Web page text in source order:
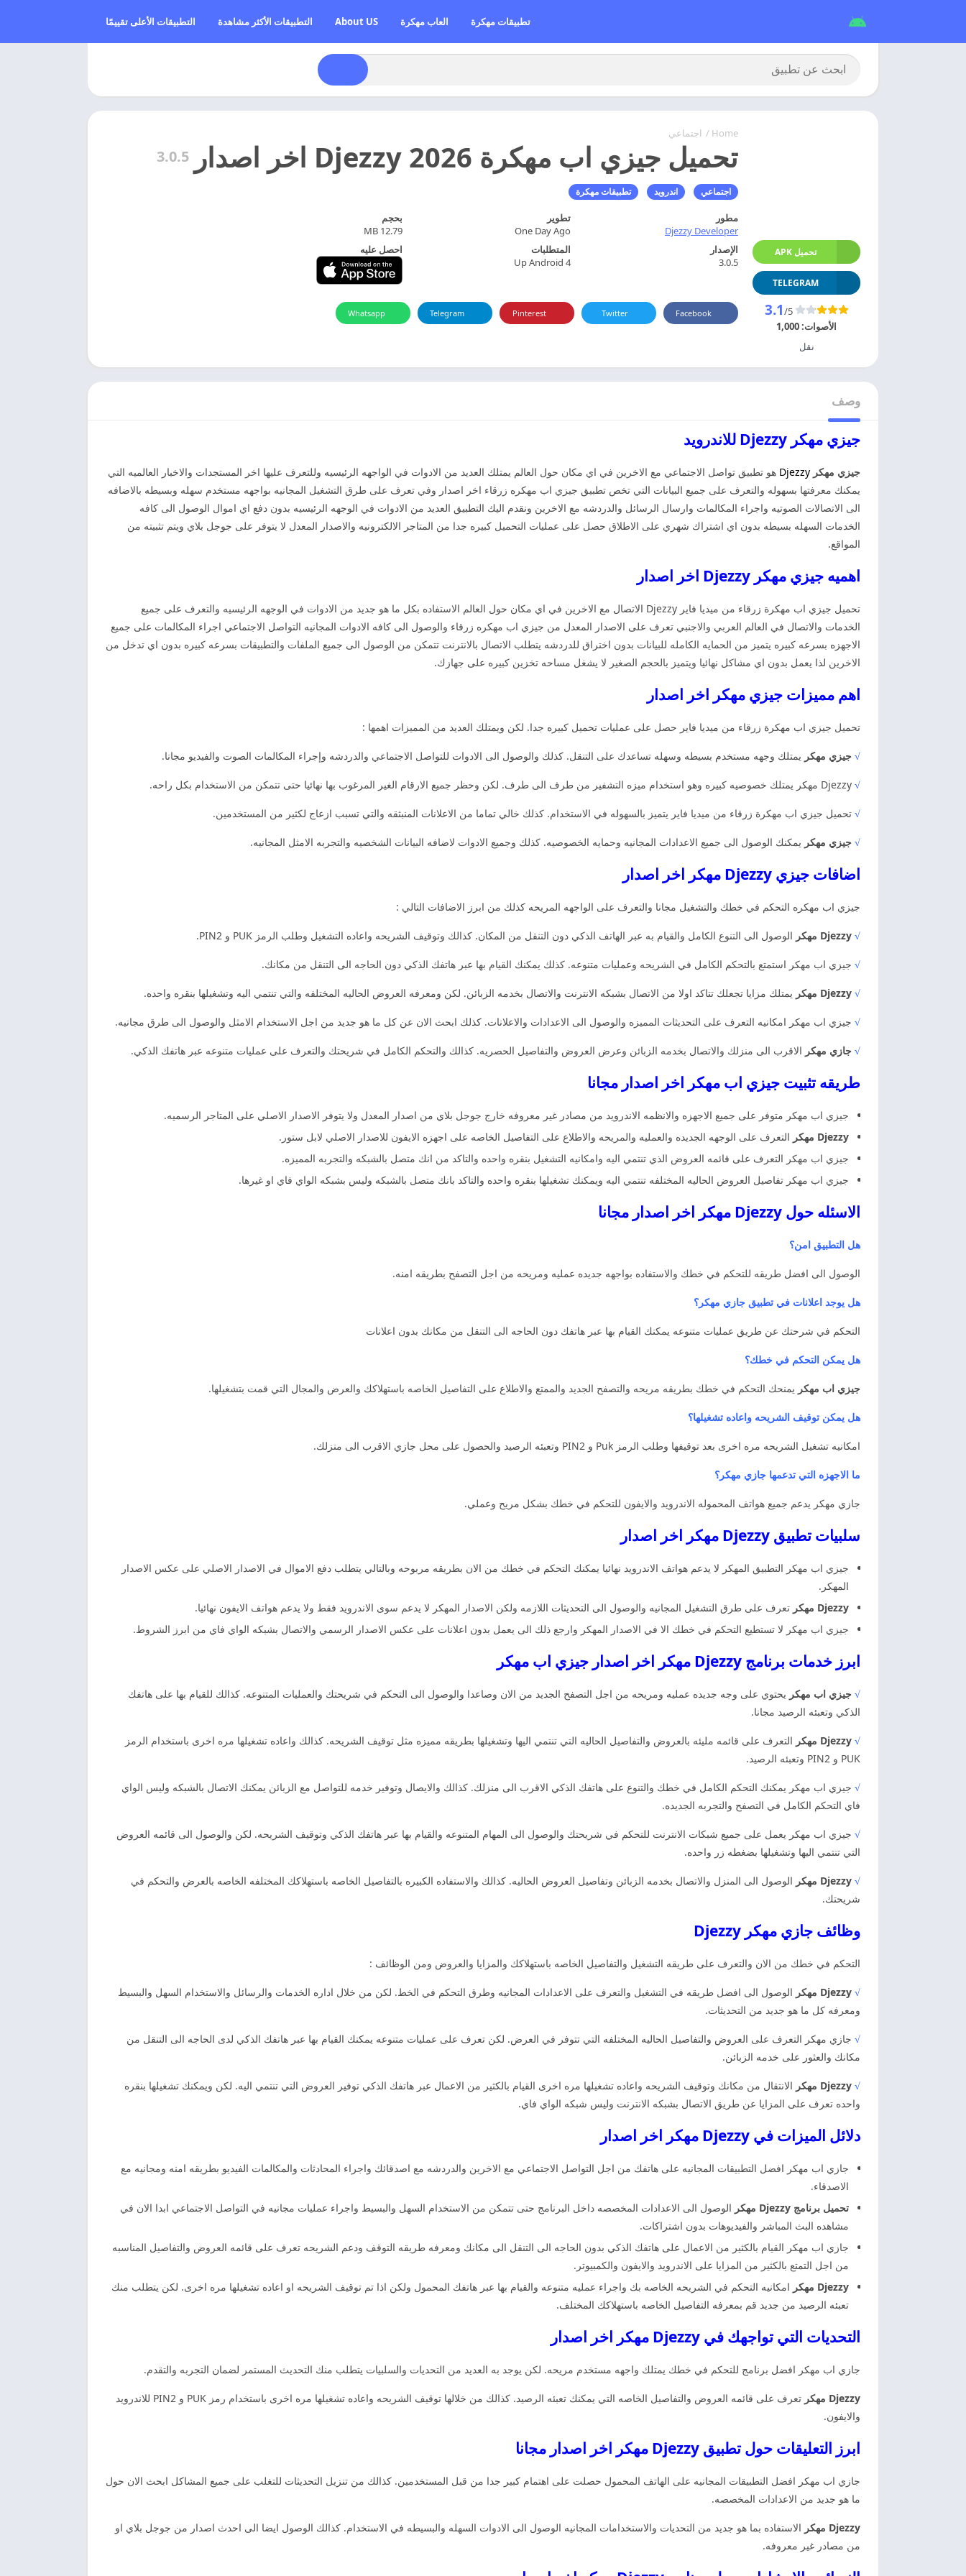
تطبيقات مهكرة العاب مهكرة About US التطبيقات الأكثر مشاهدة التطبيقات الأعلى تقييمًا
Home
/ اجتماعي
تحميل جيزي اب مهكرة 2026 Djezzy اخر اصدار 3.0.5
اجتماعي اندرويد تطبيقات مهكرة
تحميل APK
TELEGRAM
3.1/5
الأصوات:1,000
نقل
مطور
Djezzy Developer
تطوير
One Day Ago
بحجم
12.79 MB
الإصدار
3.0.5
المتطلبات
Up Android 4
احصل عليه
Facebook
Twitter
Pinterest
Telegram
Whatsapp
وصف
جيزي مهكر Djezzy للاندرويد
جيزي مهكر Djezzy هو تطبيق تواصل الاجتماعي مع الاخرين في اي مكان حول العالم يمتلك العديد من الادوات في الواجهه الرئيسيه وللتعرف عليها اخر المستجدات والاخبار العالميه التي
يمكنك معرفتها بسهوله والتعرف على جميع البيانات التي تخص تطبيق جيزي اب مهكره زرقاء اخر اصدار وفي تعرف على طرق التشغيل المجانيه بواجهه مستخدم سهله وبسيطه بالاضافه
الى الاتصالات الصوتيه واجراء المكالمات وارسال الرسائل والدردشه مع الاخرين ونقدم اليك التطبيق العديد من الادوات في الوجهه الرئيسيه بدون دفع اي اموال الوصول الى كافه
الخدمات السهله بسيطه بدون اي اشتراك شهري على الاطلاق حصل على عمليات التحميل كبيره جدا من المتاجر الالكترونيه والاصدار المعدل لا يتوفر على جوجل بلاي ويتم تثبيته من
المواقع.
اهميه جيزي مهكر Djezzy اخر اصدار
تحميل جيزي اب مهكرة زرقاء من ميديا فاير Djezzy الاتصال مع الاخرين في اي مكان حول العالم الاستفاده بكل ما هو جديد من الادوات في الوجهه الرئيسيه والتعرف على جميع
الخدمات والاتصال في العالم العربي والاجنبي تعرف على الاصدار المعدل من جيزي اب مهكره زرقاء والوصول الى كافه الادوات المجانيه التواصل الاجتماعي اجراء المكالمات على جميع
الاجهزه بسرعه كبيره يتميز من الحمايه الكامله للبيانات بدون اختراق للدردشه يتطلب الاتصال بالانترنت تتمكن من الوصول الى جميع الملفات والتطبيقات بسرعه كبيره بدون اي تدخل من
الاخرين لذا يعمل بدون اي مشاكل نهائيا ويتميز بالحجم الصغير لا يشغل مساحه تخزين كبيره على جهازك.
اهم مميزات جيزي مهكر اخر اصدار
تحميل جيزي اب مهكرة زرقاء من ميديا فاير حصل على عمليات تحميل كبيره جدا. لكن ويمتلك العديد من المميزات اهمها :
√ جيزي مهكر يمتلك وجهه مستخدم بسيطه وسهله تساعدك على التنقل. كذلك والوصول الى الادوات للتواصل الاجتماعي والدردشه وإجراء المكالمات الصوت والفيديو مجانا.
√
√ تحميل جيزي اب مهكرة زرقاء من ميديا فاير يتميز بالسهوله في الاستخدام. كذلك خالي تماما من الاعلانات المنبثقه والتي تسبب ازعاج لكثير من المستخدمين.
√ جيزي مهكر يمكنك الوصول الى جميع الاعدادات المجانيه وحمايه الخصوصيه. كذلك وجميع الادوات لاضافه البيانات الشخصيه والتجربه الامثل المجانيه.
اضافات جيزي Djezzy مهكر اخر اصدار
جيزي اب مهكره التحكم في خطك والتشغيل مجانا والتعرف على الواجهه المريحه كذلك من ابرز الاضافات التالي :
√ Djezzy مهكر الوصول الى التنوع الكامل والقيام به عبر الهاتف الذكي دون التنقل من المكان. كذالك وتوقيف الشريحه واعاده التشغيل وطلب الرمز PUK و PIN2.
√ جيزي اب مهكر استمتع بالتحكم الكامل في الشريحه وعمليات متنوعه. كذلك يمكنك القيام بها عبر هاتفك الذكي دون الحاجه الى التنقل من مكانك.
√ Djezzy مهكر يمتلك مزايا تجعلك تتاكد اولا من الاتصال بشبكه الانترنت والاتصال بخدمه الزبائن. لكن ومعرفه العروض الحاليه المختلفه والتي تنتمي اليه وتشغيلها بنقره واحده.
√ جيزي اب مهكر امكانيه التعرف على التحديثات المميزه والوصول الى الاعدادات والاعلانات. كذلك ابحث الان عن كل ما هو جديد من اجل الاستخدام الامثل والوصول الى طرق مجانيه.
√ جازي مهكر الاقرب الى منزلك والاتصال بخدمه الزبائن وعرض العروض والتفاصيل الحصريه. كذالك والتحكم الكامل في شريحتك والتعرف على عمليات متنوعه عبر هاتفك الذكي.
طريقه تثبيت جيزي اب مهكر اخر اصدار مجانا
جيزي اب مهكر متوفر على جميع الاجهزه والانظمه الاندرويد من مصادر غير معروفه خارج جوجل بلاي من اصدار المعدل ولا يتوفر الاصدار الاصلي على المتاجر الرسميه.
Djezzy مهكر
التعرف على الوجهه الجديده والعمليه والمريحه والاطلاع على التفاصيل الخاصه على اجهزه الايفون للاصدار الاصلي لابل ستور.
جيزي اب مهكر التعرف على قائمه العروض الذي تنتمي اليه وامكانيه التشغيل بنقره واحده والتاكد من انك متصل بالشبكه والتجربه المميزه.
جيزي اب مهكر تفاصيل العروض الحاليه المختلفه تنتمي اليه ويمكنك تشغيلها بنقره واحده والتاكد بانك متصل بالشبكه وليس بشبكه الواي فاي او غيرها.
الاسئله حول Djezzy مهكر اخر اصدار مجانا
هل التطبيق امن؟
الوصول الى افضل طريقه للتحكم في خطك والاستفاده بواجهه جديده عمليه ومريحه من اجل التصفح بطريقه امنه.
هل يوجد اعلانات في تطبيق جازي مهكر؟
التحكم في شرحتك عن طريق عمليات متنوعه يمكنك القيام بها عبر هاتفك دون الحاجه الى التنقل من مكانك بدون اعلانات
هل يمكن التحكم في خطك؟
جيزي اب مهكر يمنحك التحكم في خطك بطريقه مريحه والتصفح الجديد والممتع والاطلاع على التفاصيل الخاصه باستهلاكك والعرض والمجال التي قمت بتشغيلها.
هل يمكن توقيف الشريحه واعاده تشغيلها؟
امكانيه تشغيل الشريحه مره اخرى بعد توقيفها وطلب الرمز Puk و PIN2 وتعبئه الرصيد والحصول على محل جازي الاقرب الى منزلك.
ما الاجهزه التي تدعمها جازي مهكر؟
جازي مهكر يدعم جميع هواتف المحموله الاندرويد والايفون للتحكم في خطك بشكل مريح وعملي.
سلبيات تطبيق Djezzy مهكر اخر اصدار
جيزي اب مهكر التطبيق المهكر لا يدعم هواتف الاندرويد نهائيا يمكنك التحكم في خطك من الان بطريقه مربوحه وبالتالي يتطلب دفع الاموال في الاصدار الاصلي على عكس الاصدار
المهكر.
Djezzy مهكر
تعرف على طرق التشغيل المجانيه والوصول الى التحديثات اللازمه ولكن الاصدار المهكر لا يدعم سوى الاندرويد فقط ولا يدعم هواتف الايفون نهائيا.
جيزي اب مهكر لا تستطيع التحكم في خطك الا في الاصدار المهكر وارجع ذلك الى يعمل بدون اعلانات على عكس الاصدار الرسمي والاتصال بشبكه الواي فاي من ابرز الشروط.
ابرز خدمات برنامج Djezzy مهكر اخر اصدار جيزي اب مهكر
√ جيزي اب مهكر يحتوي على وجه جديده عمليه ومريحه من اجل التصفح الجديد من الان وصاعدا والوصول الى التحكم في شريحتك والعمليات المتنوعه. كذالك للقيام بها على هاتفك
الذكي وتعبئه الرصيد مجانا.
√ Djezzy مهكر
التعرف على قائمه مليئه بالعروض والتفاصيل الحاليه التي تنتمي اليها وتشغيلها بطريقه مميزه مثل توقيف الشريحه. كذالك واعاده تشغيلها مره اخرى باستخدام الرمز
PUK و PIN2 وتعبئه الرصيد.
√ جيزي اب مهكر يمكنك التحكم الكامل في خطك والتنوع على هاتفك الذكي الاقرب الى منزلك. كذالك والايصال وتوفير خدمه للتواصل مع الزبائن يمكنك الاتصال بالشبكه وليس الواي
فاي التحكم الكامل في التصفح والتجربه الجديده.
√ جيزي اب مهكر يعمل على جميع شبكات الانترنت للتحكم في شريحتك والوصول الى المهام المتنوعه والقيام بها عبر هاتفك الذكي وتوقيف الشريحه. لكن والوصول الى قائمه العروض
التي تنتمي اليها وتشغيلها بضغطه زر واحده.
√ Djezzy مهكر
الوصول الى المنزل والاتصال بخدمه الزبائن وتفاصيل العروض الحاليه. كذالك والاستفاده الكبيره بالتفاصيل الخاصه باستهلاكك المختلفه الخاصه بالعرض والتحكم في
شريحتك.
وظائف جازي مهكر Djezzy
التحكم في خطك من الان والتعرف على طريقه التشغيل والتفاصيل الخاصه باستهلاكك والمزايا والعروض ومن الوظائف :
√ Djezzy مهكر
الوصول الى افضل طريقه في التشغيل والتعرف على الاعدادات المجانيه وطرق التحكم في الخط. لكن من خلال اداره الخدمات والرسائل والاستخدام السهل والبسيط
ومعرفه كل ما هو جديد من التحديثات.
√ جازي مهكر التعرف على العروض والتفاصيل الحاليه المختلفه التي تتوفر في العرض. لكن تعرف على عمليات متنوعه يمكنك القيام بها عبر هاتفك الذكي لدى الحاجه الى التنقل من
مكانك والعثور على خدمه الزبائن.
√ Djezzy مهكر
الانتقال من مكانك وتوقيف الشريحه واعاده تشغيلها مره اخرى القيام بالكثير من الاعمال عبر هاتفك الذكي توفير العروض التي تنتمي اليه. لكن ويمكنك تشغيلها بنقره
واحده تعرف على المزايا عن طريق الاتصال بشبكه الانترنت وليس شبكه الواي فاي.
دلائل الميزات في Djezzy مهكر اخر اصدار
جازي اب مهكر افضل التطبيقات المجانيه على هاتفك من اجل التواصل الاجتماعي مع الاخرين والدردشه مع اصدقائك واجراء المحادثات والمكالمات الفيديو بطريقه امنه ومجانيه مع
الاصدقاء.
تحميل برنامج Djezzy مهكر
الوصول الى الاعدادات المخصصه داخل البرنامج حتى تتمكن من الاستخدام السهل والبسيط واجراء عمليات مجانيه في التواصل الاجتماعي ابدا الان في
مشاهده البث المباشر والفيديوهات بدون اشتراكات.
جازي اب مهكر القيام بالكثير من الاعمال على هاتفك الذكي بدون الحاجه الى التنقل الى مكانك ومعرفه طريقه التوقف ودعم الشريحه تعرف على قائمه العروض والتفاصيل المناسبه
من اجل التمتع بالكثير من المزايا على الاندرويد والايفون والكمبيوتر.
Djezzy مهكر
امكانيه التحكم في الشريحه الخاصه بك واجراء عمليه متنوعه والقيام بها عبر هاتفك المحمول ولكن اذا تم توقيف الشريحه او اعاده تشغيلها مره اخرى. لكن يتطلب منك
تعبئه الرصيد من جديد قم بمعرفه التفاصيل الخاصه باستهلاكك المختلف.
التحديات التي تواجهك في Djezzy مهكر اخر اصدار
جازي اب مهكر افضل برنامج للتحكم في خطك يمتلك واجهه مستخدم مريحه. لكن يوجد به العديد من التحديات والسلبيات يتطلب منك التحديث المستمر لضمان التجربه والتقدم.
Djezzy مهكر
تعرف على قائمه العروض والتفاصيل الخاصه التي يمكنك تعبئه الرصيد. كذالك من خلالها توقيف الشريحه واعاده تشغيلها مره اخرى باستخدام رمز PUK و PIN2 للاندرويد
والايفون.
ابرز التعليقات حول تطبيق Djezzy مهكر اخر اصدار مجانا
جازي اب مهكر افضل التطبيقات المجانيه على الهاتف المحمول حصلت على اهتمام كبير جدا من قبل المستخدمين. كذالك من تنزيل التحديثات للتغلب على جميع المشاكل ابحث الان حول
ما هو جديد من الاعدادات المخصصه.
Djezzy مهكر
الاستفاده بما هو جديد من التحديات والاستخدامات المجانيه الوصول الى الادوات السهله والبسيطه في الاستخدام. كذالك الوصول ايضا الى احدث اصدار من جوجل بلاي او
من مصادر غير معروفه.